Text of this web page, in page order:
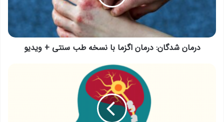
+
درمان شدگان: درمان اگزما با نسخه طب سنتی + ویدیو